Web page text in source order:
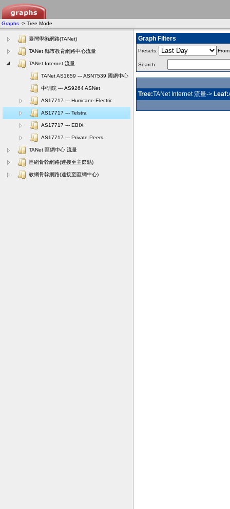
Graphs -> Tree Mode
臺灣學術網路(TANet)
TANet 縣市教育網路中心流量
TANet Internet 流量
TANet AS1659 --- ASN7539 國網中心
中研院 --- AS9264 ASNet
AS17717 --- Hurricane Electric
AS17717 --- Telstra
AS17717 --- EBIX
AS17717 --- Private Peers
TANet 區網中心 流量
區網骨幹網路(連接至主節點)
教網骨幹網路(連接至區網中心)
Graph Filters
Presets:
Search:
Tree:TANet Internet 流量-> Leaf: